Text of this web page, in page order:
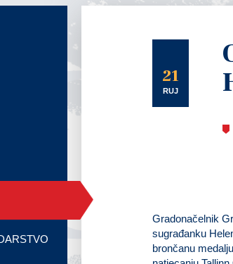
21
RUJ
Gradonačelnik
sugrađanku
brončanu